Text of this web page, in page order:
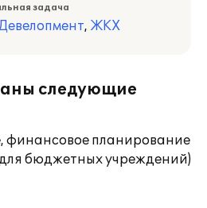
задача
, ЖКХ
следующие
финансовое планирование
бюджетных учреждений)